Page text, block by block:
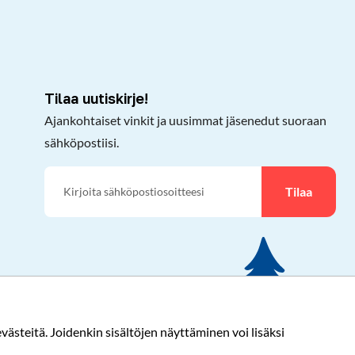
Joidenkin sisältöjen näyttäminen voi lisäksi
Tilaa uutiskirje!
Ajankohtaiset vinkit ja uusimmat jäsenedut suoraan
sähköpostiisi.
Tilaa